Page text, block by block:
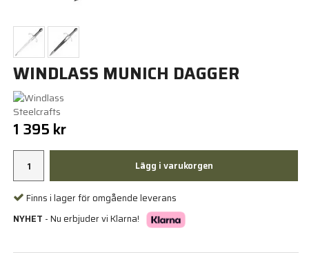
WINDLASS MUNICH DAGGER
1 395 kr
Lägg i varukorgen
Finns i lager för omgående leverans
NYHET - Nu erbjuder vi Klarna!